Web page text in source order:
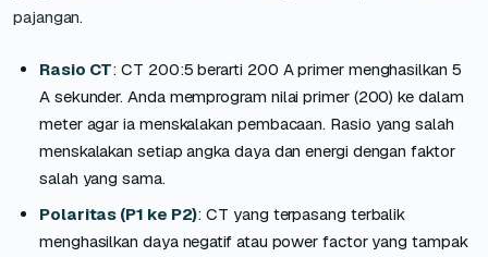
pajangan.
Rasio CT: CT 200:5 berarti 200 A primer menghasilkan 5
A sekunder. Anda memprogram nilai primer (200) ke dalam
meter agar ia menskalakan pembacaan. Rasio yang salah
menskalakan setiap angka daya dan energi dengan faktor
salah yang sama.
Polaritas (P1 ke P2): CT yang terpasang terbalik
menghasilkan daya negatif atau power factor yang tampak